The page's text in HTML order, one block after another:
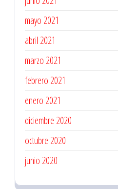
mayo 2021
abril 2021
marzo 2021
febrero 2021
enero 2021
diciembre 2020
octubre 2020
junio 2020